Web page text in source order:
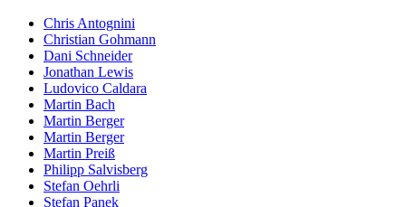
Chris Antognini
Christian Gohmann
Dani Schneider
Jonathan Lewis
Ludovico Caldara
Martin Bach
Martin Berger
Martin Berger
Martin Preiß
Philipp Salvisberg
Stefan Oehrli
Stefan Panek